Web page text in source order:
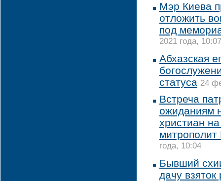
Мэр Киева
отложить
под
2021 года, 10:07
Абхазская
статуса 24
Встреча
ожиданиям
христиан
года, 10:04
Бывший
дачу